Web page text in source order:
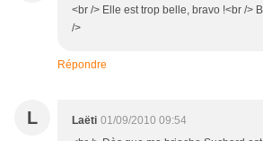
<br /> Elle est trop belle, bravo !<br />
/>
Répondre
L Laëti 01/09/2010 09:54